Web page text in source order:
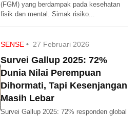
(FGM) yang berdampak pada kesehatan
fisik dan mental. Simak risiko...
SENSE • 27 Februari 2026
Survei Gallup 2025: 72%
Dunia Nilai Perempuan
Dihormati, Tapi Kesenjangan
Masih Lebar
Survei Gallup 2025: 72% responden global